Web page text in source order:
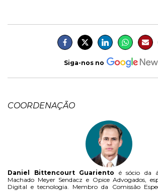
Siga-nos no
COORDENAÇÃO
Daniel Bittencourt Guariento é sócio da
Machado Meyer Sendacz e Opice Advogados,
Digital e tecnologia. Membro da Comissão